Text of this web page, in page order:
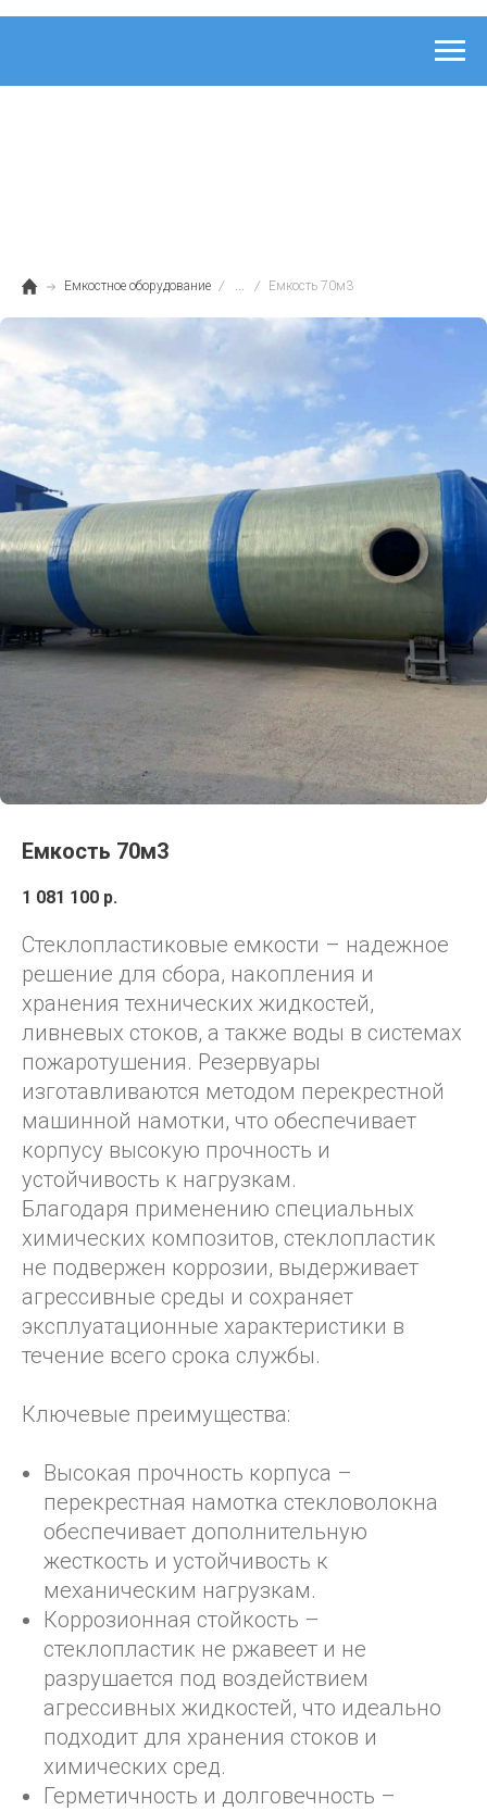
Емкостное оборудование ... Емкость 70м3
Емкость 70м3
1 081 100 р.
Стеклопластиковые емкости – надежное
решение для сбора, накопления и
хранения технических жидкостей,
ливневых стоков, а также воды в системах
пожаротушения. Резервуары
изготавливаются методом перекрестной
машинной намотки, что обеспечивает
корпусу высокую прочность и
устойчивость к нагрузкам.
Благодаря применению специальных
химических композитов, стеклопластик
не подвержен коррозии, выдерживает
агрессивные среды и сохраняет
эксплуатационные характеристики в
течение всего срока службы.
Ключевые преимущества:
Высокая прочность корпуса –
перекрестная намотка стекловолокна
обеспечивает дополнительную
жесткость и устойчивость к
механическим нагрузкам.
Коррозионная стойкость –
стеклопластик не ржавеет и не
разрушается под воздействием
агрессивных жидкостей, что идеально
подходит для хранения стоков и
химических сред.
Герметичность и долговечность –